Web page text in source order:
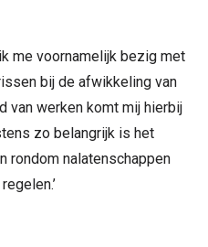
me voornamelijk bezig met
bij de afwikkeling van
van werken komt mij hierbij
zo belangrijk is het
rondom nalatenschappen